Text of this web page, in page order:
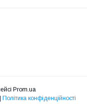
Prom.ua
Політика конфіденційності